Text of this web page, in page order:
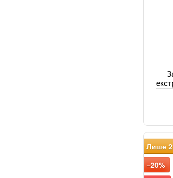
Лише
−20%